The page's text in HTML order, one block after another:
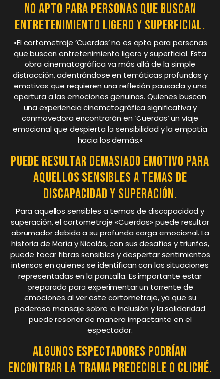
No apto para personas que buscan
entretenimiento ligero y superficial.
«El cortometraje ‘Cuerdas’ no es apto para personas
que buscan entretenimiento ligero y superficial. Esta
obra cinematográfica va más allá de la simple
distracción, adentrándose en temáticas profundas y
emotivas que requieren una reflexión pausada y una
apertura a las emociones genuinas. Quienes buscan
una experiencia cinematográfica significativa y
conmovedora encontrarán en ‘Cuerdas’ un viaje
emocional que despierta la sensibilidad y la empatía
hacia los demás.»
Puede resultar demasiado emotivo para
aquellos sensibles a temas de
discapacidad y superación.
Para aquellos sensibles a temas de discapacidad y
superación, el cortometraje «Cuerdas» puede resultar
abrumador debido a su profunda carga emocional. La
historia de María y Nicolás, con sus desafíos y triunfos,
puede tocar fibras sensibles y despertar sentimientos
intensos en quienes se identifican con las situaciones
representadas en la pantalla. Es importante estar
preparado para experimentar un torrente de
emociones al ver este cortometraje, ya que su
poderoso mensaje sobre la inclusión y la solidaridad
puede resonar de manera impactante en el
espectador.
Algunos espectadores podrían
encontrar la trama predecible o cliché.